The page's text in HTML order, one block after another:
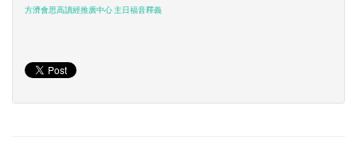
方濟會思高讀經推廣中心 主日福音釋義